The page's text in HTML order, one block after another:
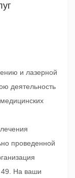
и лазерной
деятельность
проведенной
49. На ваши